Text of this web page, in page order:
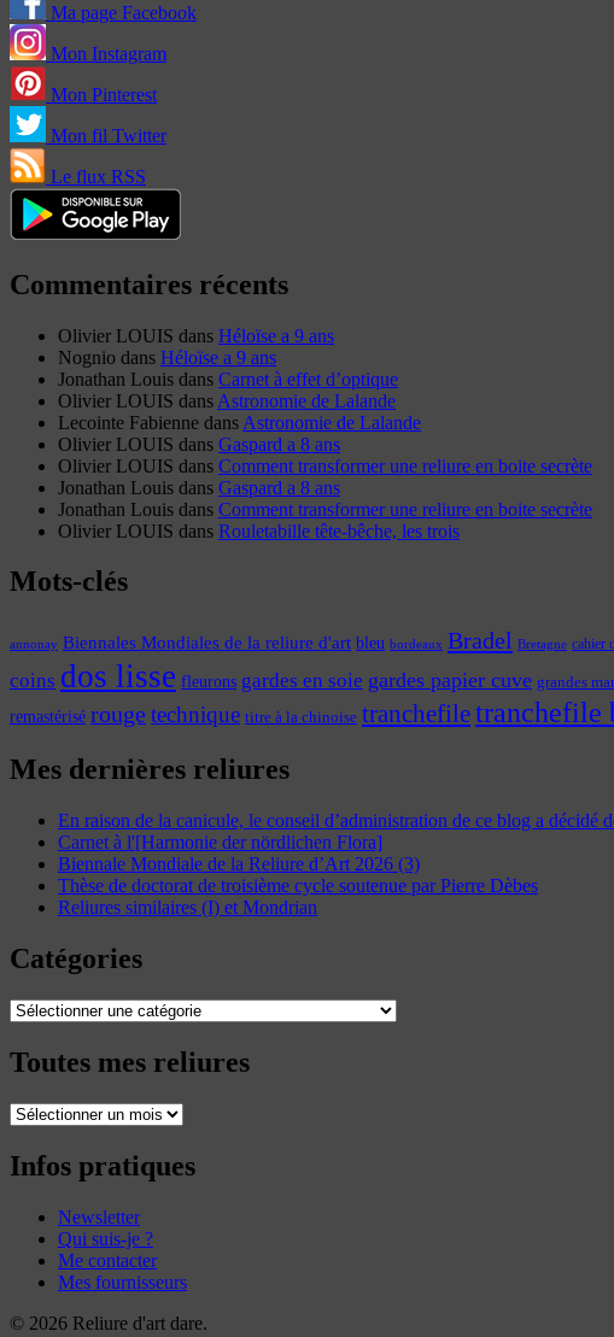
Ma page Facebook
Mon Instagram
Mon Pinterest
Mon fil Twitter
Le flux RSS
Commentaires récents
Olivier LOUIS dans Héloïse a 9 ans
Nognio dans Héloïse a 9 ans
Jonathan Louis dans Carnet à effet d’optique
Olivier LOUIS dans Astronomie de Lalande
Lecointe Fabienne dans Astronomie de Lalande
Olivier LOUIS dans Gaspard a 8 ans
Olivier LOUIS dans Comment transformer une reliure en boite secrète
Jonathan Louis dans Gaspard a 8 ans
Jonathan Louis dans Comment transformer une reliure en boite secrète
Olivier LOUIS dans Rouletabille tête-bêche, les trois
Mots-clés
annonay Biennales Mondiales de la reliure d'art bleu bordeaux Bradel Bretagne cahier
coins dos lisse fleurons gardes en soie gardes papier cuve grandes
remastérisé rougetechnique titre à la chinoise tranchefiletranchefile
Mes dernières reliures
En raison de la canicule, le conseil d’administration de ce blog a décidé
Carnet à l'[Harmonie der nördlichen Flora]
Biennale Mondiale de la Reliure d’Art 2026 (3)
Thèse de doctorat de troisième cycle soutenue par Pierre Dèbes
Reliures similaires (I) et Mondrian
Catégories
Catégories
Toutes mes reliures
Toutes
reliures
Infos pratiques
Newsletter
Qui suis-je ?
Me contacter
Mes fournisseurs
© 2026 Reliure d'art dare.